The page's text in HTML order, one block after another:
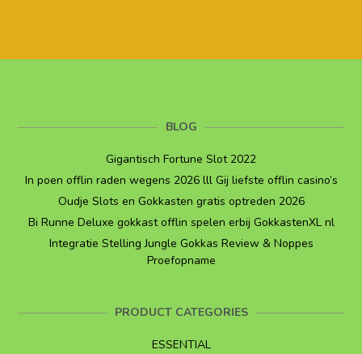
BLOG
Gigantisch Fortune Slot 2022
In poen offlin raden wegens 2026 lll Gij liefste offlin casino’s
Oudje Slots en Gokkasten gratis optreden 2026
Bi Runne Deluxe gokkast offlin spelen erbij GokkastenXL nl
Integratie Stelling Jungle Gokkas Review & Noppes
Proefopname
PRODUCT CATEGORIES
ESSENTIAL